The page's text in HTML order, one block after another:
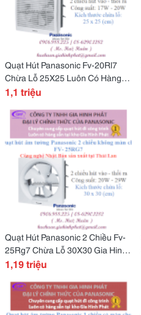
Quạt Hút Panasonic Fv-20Rl7
Chừa Lỗ 25X25 Luôn Có Hàng
Tại Gia Hinh Phát!
1,1 triệu
Quạt Hút Panasonic 2 Chiều Fv-
25Rg7 Chừa Lỗ 30X30 Gia Hinh
Phát Luôn Có Hàng Sẵn
1,19 triệu